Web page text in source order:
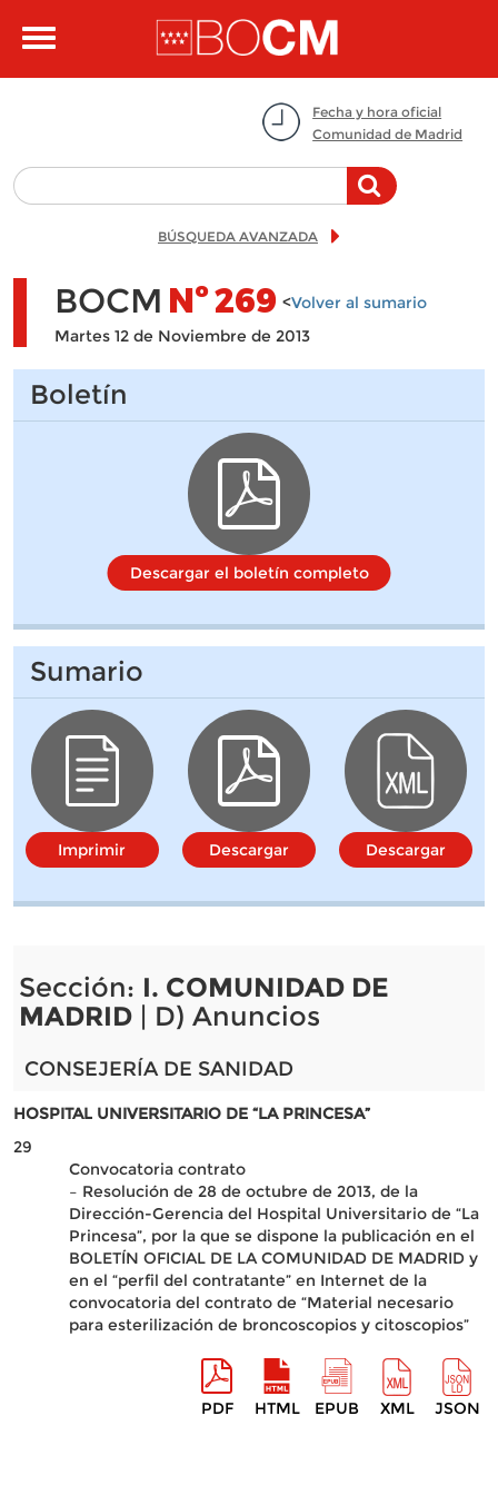
Toggle
Fecha y hora oficial
Comunidad de Madrid
BÚSQUEDA AVANZADA
BOCM Nº269 <Volver al sumario
Martes 12 de Noviembre de 2013
Boletín
Descargar el boletín completo
Sumario
Imprimir Descargar Descargar
Sección: I. COMUNIDAD DE
MADRID| D) Anuncios
CONSEJERÍA DE SANIDAD
HOSPITAL UNIVERSITARIO DE “LA PRINCESA”
29
Convocatoria contrato
– Resolución de 28 de octubre de 2013, de la
Dirección-Gerencia del Hospital Universitario de “La
Princesa”, por la que se dispone la publicación en el
BOLETÍN OFICIAL DE LA COMUNIDAD DE MADRID y
en el “perfil del contratante” en Internet de la
convocatoria del contrato de “Material necesario
para esterilización de broncoscopios y citoscopios”
PDF HTML EPUB XML JSON